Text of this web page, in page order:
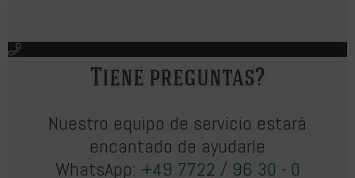
Tiene preguntas?
Nuestro equipo de servicio estará
encantado de ayudarle
WhatsApp: +49 7722 / 96 30 - 0